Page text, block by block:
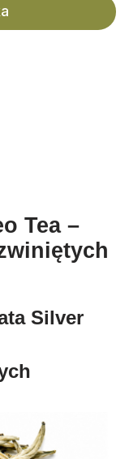
Tea –
Silver